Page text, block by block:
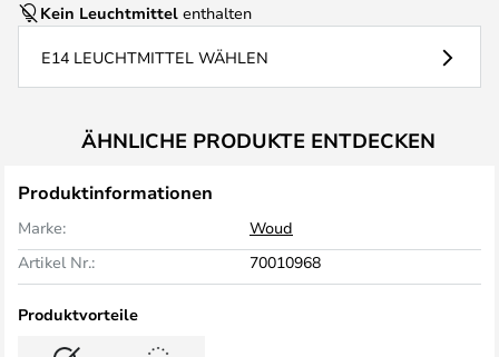
Kein Leuchtmittel enthalten
E14 LEUCHTMITTEL WÄHLEN
ÄHNLICHE PRODUKTE ENTDECKEN
Produktinformationen
Marke:
Woud
Artikel Nr.:
70010968
Produktvorteile